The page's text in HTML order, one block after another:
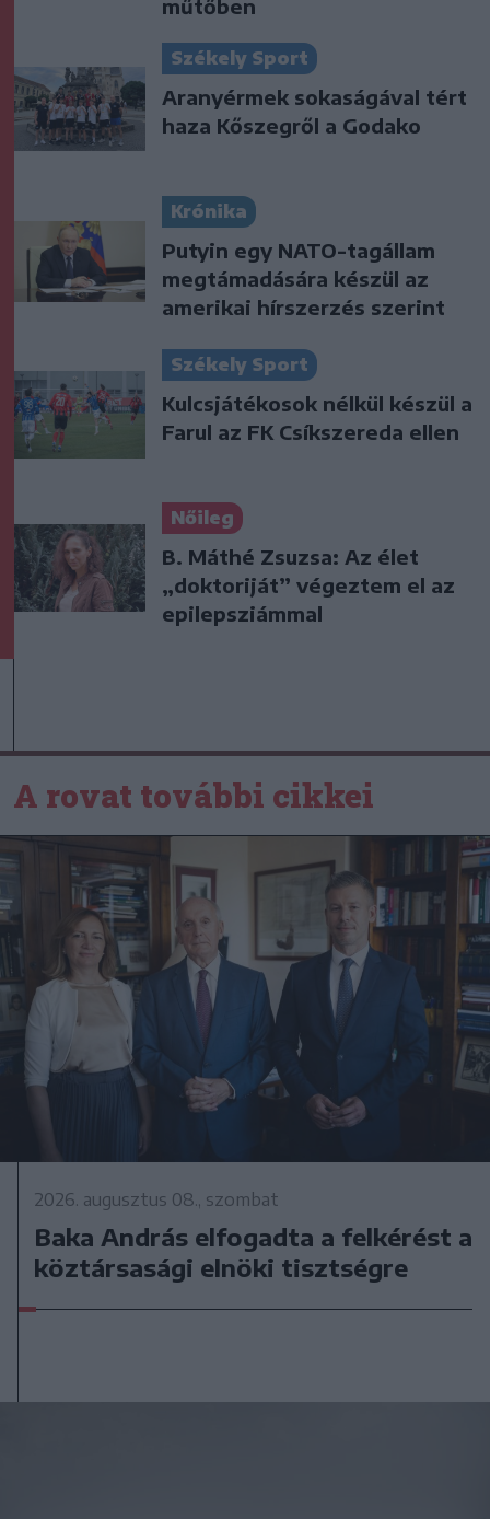
műtőben
Székely Sport
Aranyérmek sokaságával tért
haza Kőszegről a Godako
Krónika
Putyin egy NATO-tagállam
megtámadására készül az
amerikai hírszerzés szerint
Székely Sport
Kulcsjátékosok nélkül készül a
Farul az FK Csíkszereda ellen
Nőileg
B. Máthé Zsuzsa: Az élet
„doktoriját” végeztem el az
epilepsziámmal
A rovat további cikkei
2026. augusztus 08., szombat
Baka András elfogadta a felkérést a
köztársasági elnöki tisztségre